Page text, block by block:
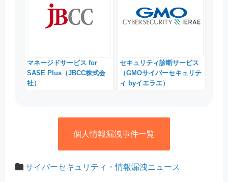
マネージドサービス for
SASE Plus（JBCC株式会
社）
セキュリティ診断サービス
（GMOサイバーセキュリテ
ィ byイエラエ）
個人情報漏洩事件一覧
サイバーセキュリティ・情報漏洩ニュース